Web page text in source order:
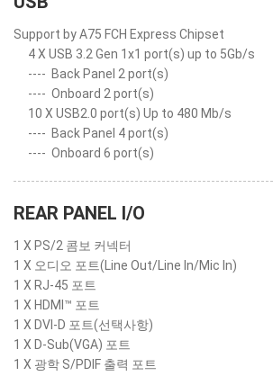
Support by A75 FCH Express Chipset
4 X USB 3.2 Gen 1x1 port(s) up to 5Gb/s
---- Back Panel 2 port(s)
---- Onboard 2 port(s)
10 X USB2.0 port(s) Up to 480 Mb/s
---- Back Panel 4 port(s)
---- Onboard 6 port(s)
REAR PANEL I/O
1 X PS/2 콤보 커넥터
1 X 오디오 포트(Line Out/Line In/Mic In)
1 X RJ-45 포트
1 X HDMI™ 포트
1 X DVI-D 포트(선택사항)
1 X D-Sub(VGA) 포트
1 X 광학 S/PDIF 출력 포트